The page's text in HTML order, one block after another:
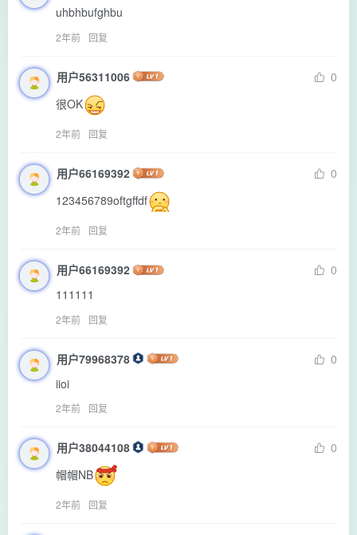
uhbhbufghbu
2年前 回复
用户56311006
0
很OK
2年前 回复
用户66169392
0
123456789oftgffdf
2年前 回复
用户66169392
0
111111
2年前 回复
用户79968378
0
iioi
2年前 回复
用户38044108
0
帽帽NB
2年前 回复